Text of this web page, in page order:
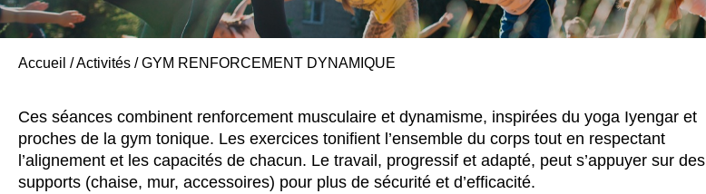
Accueil /Activités /GYM RENFORCEMENT DYNAMIQUE
Ces séances combinent renforcement musculaire et dynamisme, inspirées du yoga Iyengar et
proches de la gym tonique. Les exercices tonifient l’ensemble du corps tout en respectant
l’alignement et les capacités de chacun. Le travail, progressif et adapté, peut s’appuyer sur des
supports (chaise, mur, accessoires) pour plus de sécurité et d’efficacité.